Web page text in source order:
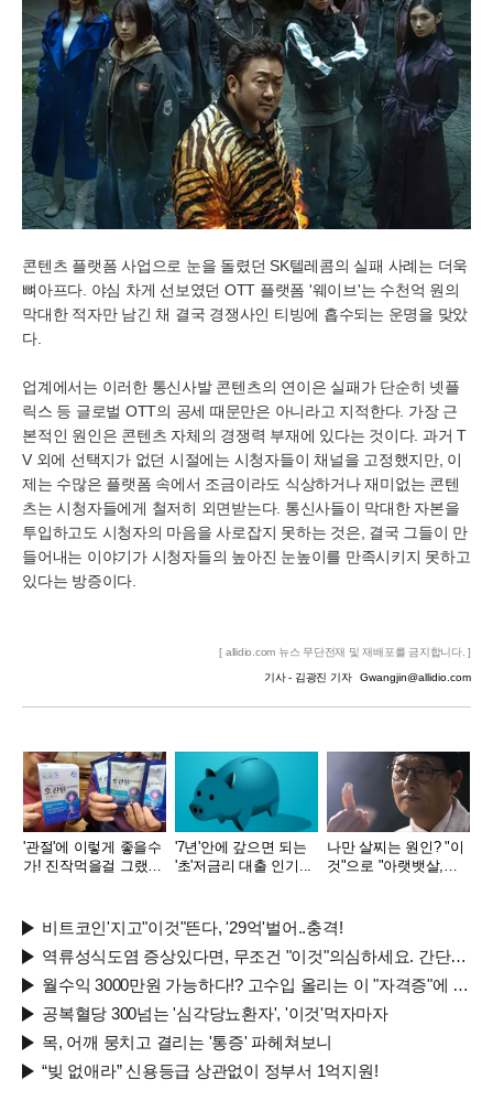
콘텐츠 플랫폼 사업으로 눈을 돌렸던 SK텔레콤의 실패 사례는 더욱
뼈아프다. 야심 차게 선보였던 OTT 플랫폼 '웨이브'는 수천억 원의
막대한 적자만 남긴 채 결국 경쟁사인 티빙에 흡수되는 운명을 맞았
다.
업계에서는 이러한 통신사발 콘텐츠의 연이은 실패가 단순히 넷플
릭스 등 글로벌 OTT의 공세 때문만은 아니라고 지적한다. 가장 근
본적인 원인은 콘텐츠 자체의 경쟁력 부재에 있다는 것이다. 과거 T
V 외에 선택지가 없던 시절에는 시청자들이 채널을 고정했지만, 이
제는 수많은 플랫폼 속에서 조금이라도 식상하거나 재미없는 콘텐
츠는 시청자들에게 철저히 외면받는다. 통신사들이 막대한 자본을
투입하고도 시청자의 마음을 사로잡지 못하는 것은, 결국 그들이 만
들어내는 이야기가 시청자들의 높아진 눈높이를 만족시키지 못하고
있다는 방증이다.
[ allidio.com 뉴스 무단전재 및 재배포를 금지합니다. ]
기사 - 김광진 기자 Gwangjin@allidio.com
'관절'에 이렇게 좋을수
가! 진작먹을걸 그랬어
'7년'안에 갚으면 되는
'초'저금리 대출 인기...
나만 살찌는 원인? "이
것"으로 "아랫뱃살,옆
비트코인'지고"이것"뜬다, '29억'벌어..충격!
역류성식도염 증상있다면, 무조건 "이것"의심하세요. 간단치료법 나왔다!
월수익 3000만원 가능하다!? 고수입 올리는 이 "자격증"에 몰리는 이유 알고보니…
공복혈당 300넘는 '심각당뇨환자', '이것'먹자마자
목, 어깨 뭉치고 결리는 '통증' 파헤쳐보니
“빚 없애라” 신용등급 상관없이 정부서 1억지원!